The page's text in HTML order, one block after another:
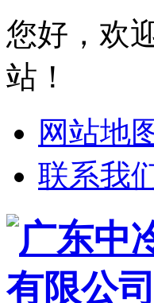
您好，欢
站！
网站地
联系我